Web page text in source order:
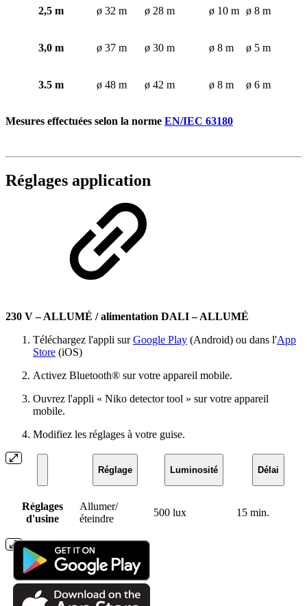
2,5 m ø 32 m ø 28 m ø 10 m ø 8 m
3,0 m ø 37 m ø 30 m ø 8 m ø 5 m
3.5 m ø 48 m ø 42 m ø 8 m ø 6 m
Mesures effectuées selon la norme EN/IEC 63180
Réglages application
230 V – ALLUMÉ / alimentation DALI – ALLUMÉ
Téléchargez l'appli surGoogle Play (Android) ou dans l'App
Store (iOS)
Activez Bluetooth® sur votre appareil mobile.
Ouvrez l'appli « Niko detector tool » sur votre appareil
mobile.
Modifiez les réglages à votre guise.
Réglage Luminosité Délai
Réglages
d'usine
Allumer/
éteindre
500 lux 15 min.